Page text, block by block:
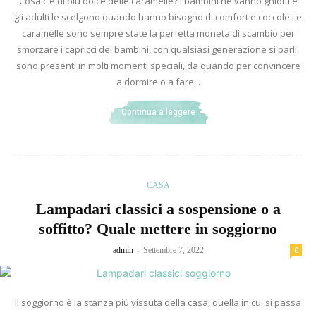
gli adulti le scelgono quando hanno bisogno di comfort e coccole.Le
caramelle sono sempre state la perfetta moneta di scambio per
smorzare i capricci dei bambini, con qualsiasi generazione si parli,
sono presenti in molti momenti speciali, da quando per convincere
a dormire o a fare...
Continua a leggere
CASA
Lampadari classici a sospensione o a
soffitto? Quale mettere in soggiorno
admin - Settembre 7, 2022 0
Il soggiorno è la stanza più vissuta della casa, quella in cui si passa